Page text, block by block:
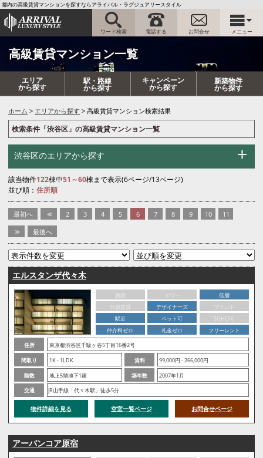
都内の高級賃貸マンションを探すならアライバル・ラグジュアリースタイル
ワード検索 電話する お問合せ メニュー
高級賃貸マンション一覧
エリア
から探す
駅・路線
から探す
キャンペーン
から探す
新築物件
から探す
ホーム エリアから探す 高級賃貸マンション検索結果
検索条件「渋谷区」の高級賃貸マンション一覧
渋谷区のエリアから探す
該当物件122棟中51～60棟まで表示(6ページ/13ページ)
並び順： 住所順
最初へ << 2 3 4 5 6 7 8 9 10
11
>>
最後へ
エルスタンザ代々木
新築 タワー
低層
分譲賃貸
デザイナーズ
ブランド
駅近
ペット可
SOHO可
仲介料ゼロ
礼金ゼロ
フリーレント
住所
東京都渋谷区千駄ヶ谷5丁目16番2号
間取り
1K - 1LDK 賃料
99,000円 - 266,000円
階数
地上5階地下1建 築年数
2007年1月
交通
JR山手線「代々木駅」徒歩5分
物件詳細を見る 空室一覧ページ お問合せページ
アーバンコア原宿